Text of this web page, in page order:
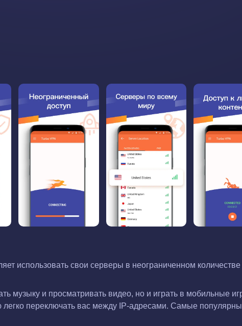
использовать свои серверы в неограниченном количестве
музыку и просматривать видео, но и играть в мобильные
переключать вас между IP-адресами. Самые